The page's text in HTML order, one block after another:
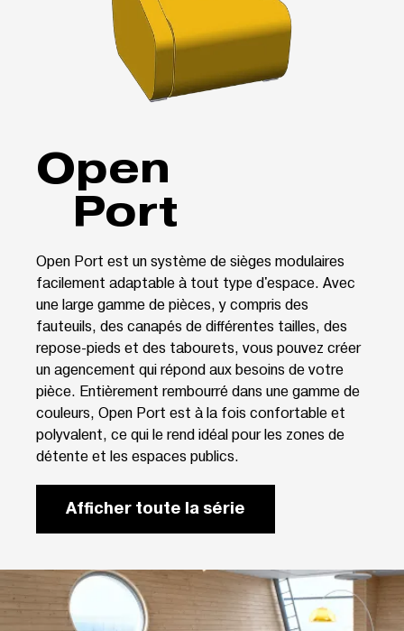
Open
Port
Open Port est un système de sièges modulaires
facilement adaptable à tout type d'espace. Avec
une large gamme de pièces, y compris des
fauteuils, des canapés de différentes tailles, des
repose-pieds et des tabourets, vous pouvez créer
un agencement qui répond aux besoins de votre
pièce. Entièrement rembourré dans une gamme de
couleurs, Open Port est à la fois confortable et
polyvalent, ce qui le rend idéal pour les zones de
détente et les espaces publics.
Afficher toute la série